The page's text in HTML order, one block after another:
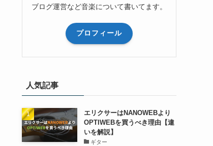
ブログ運営など音楽について書いてます。
プロフィール
人気記事
エリクサーはNANOWEBより
OPTIWEBを買うべき理由【違
いを解説】
ギター